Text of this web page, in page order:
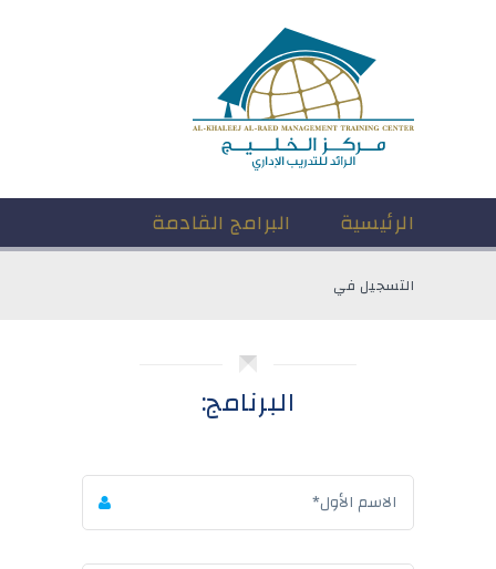
الرئيسية البرامج القادمة
التسجيل في
البرنامج: